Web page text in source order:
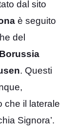
dal sito
è seguito
del
Borussia
. Questi
che il laterale
Signora’.